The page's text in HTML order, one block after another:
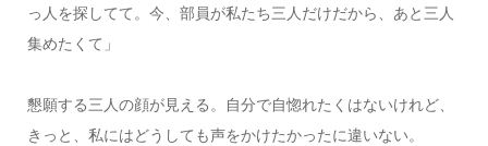
っ人を探してて。今、部員が私たち三人だけだから、あと三人
集めたくて」
懇願する三人の顔が見える。自分で自惚れたくはないけれど、
きっと、私にはどうしても声をかけたかったに違いない。